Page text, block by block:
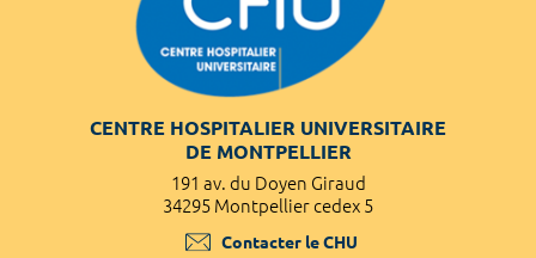
CENTRE HOSPITALIER UNIVERSITAIRE
DE MONTPELLIER
191 av. du Doyen Giraud
34295 Montpellier cedex 5
Contacter le CHU